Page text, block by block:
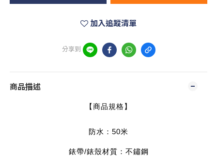
加入追蹤清單
分享到
商品描述
【商品規格】
防水：50米
錶帶/錶殼材質：不鏽鋼